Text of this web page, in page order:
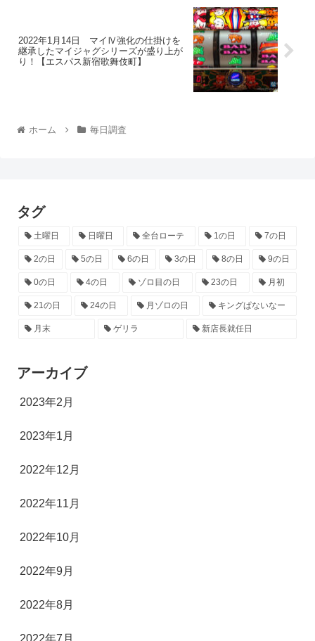
2022年1月14日 マイⅣ強化の仕掛けを
継承したマイジャグシリーズが盛り上が
り！【エスパス新宿歌舞伎町】
ホーム 毎日調査
タグ
土曜日 日曜日 全台ローテ 1の日 7の日
2の日 5の日 6の日 3の日 8の日 9の日
0の日 4の日 ゾロ目の日 23の日 月初
21の日 24の日 月ゾロの日 キングぱないなー
月末 ゲリラ 新店長就任日
アーカイブ
2023年2月
2023年1月
2022年12月
2022年11月
2022年10月
2022年9月
2022年8月